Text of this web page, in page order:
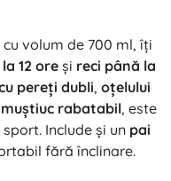
volum de 700 ml, îți
12 ore și reci până la
pereți dubli, oțelului
rabatabil, este
Include și un pai
fără înclinare.